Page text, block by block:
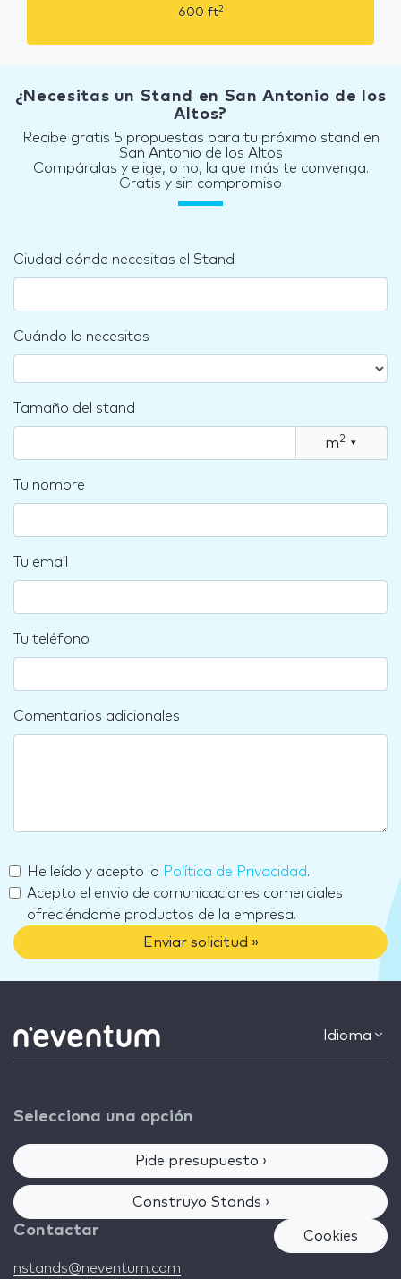
600 ft2
¿Necesitas un Stand en San Antonio de los
Altos?
Recibe gratis 5 propuestas para tu próximo stand en
San Antonio de los Altos
Compáralas y elige, o no, la que más te convenga.
Gratis y sin compromiso
Ciudad dónde necesitas el Stand
Cuándo lo necesitas
Tamaño del stand
m2 ▾
Tu nombre
Tu email
Tu teléfono
Comentarios adicionales
He leído y acepto la Política de Privacidad.
Acepto el envio de comunicaciones comerciales
ofreciéndome productos de la empresa.
Enviar solicitud »
Idioma
Selecciona una opción
Pide presupuesto ›
Construyo Stands ›
Contactar
nstands@neventum.com
Cookies